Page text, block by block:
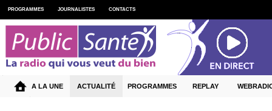
PROGRAMMES JOURNALISTES CONTACTS
A LA UNE ACTUALITÉ PROGRAMMES REPLAY